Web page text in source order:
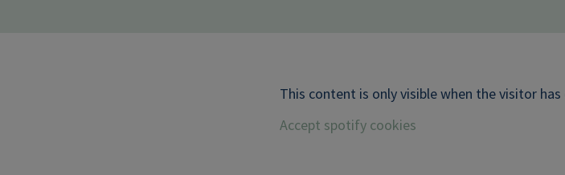
This content is only visible when the visitor
Accept spotify cookies